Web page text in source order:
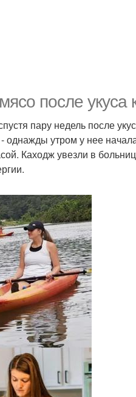
после укуса
пару недель после
однажды утром у нее
Каходж увезли в